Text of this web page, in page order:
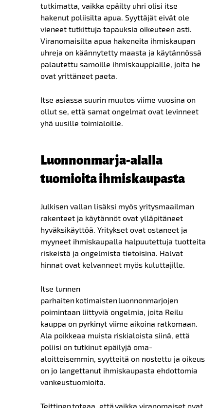
tutkimatta, vaikka epäilty uhri olisi itse
hakenut poliisilta apua. Syyttäjät eivät ole
vieneet tutkittuja tapauksia oikeuteen asti.
Viranomaisilta apua hakeneita ihmiskaupan
uhreja on käännytetty maasta ja käytännössä
palautettu samoille ihmiskauppiaille, joita he
ovat yrittäneet paeta.
Itse asiassa suurin muutos viime vuosina on
ollut se, että samat ongelmat ovat levinneet
yhä uusille toimialoille.
Luonnonmarja-alalla
tuomioita ihmiskaupasta
Julkisen vallan lisäksi myös yritysmaailman
rakenteet ja käytännöt ovat ylläpitäneet
hyväksikäyttöä. Yritykset ovat ostaneet ja
myyneet ihmiskaupalla halpuutettuja tuotteita
riskeistä ja ongelmista tietoisina. Halvat
hinnat ovat kelvanneet myös kuluttajille.
Itse tunnen
parhaiten kotimaisten luonnonmarjojen
poimintaan liittyviä ongelmia, joita Reilu
kauppa on pyrkinyt viime aikoina ratkomaan.
Ala poikkeaa muista riskialoista siinä, että
poliisi on tutkinut epäilyjä oma-
aloitteisemmin, syytteitä on nostettu ja oikeus
on jo langettanut ihmiskaupasta ehdottomia
vankeustuomioita.
Teittinen toteaa, että vaikka viranomaiset ovat